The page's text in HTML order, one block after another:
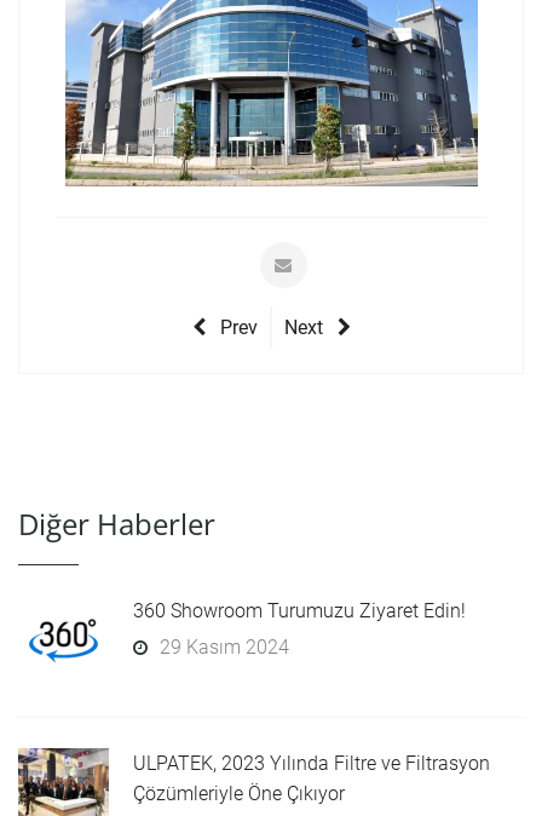
Prev Next
Diğer Haberler
360 Showroom Turumuzu Ziyaret Edin!
29 Kasım 2024
ULPATEK, 2023 Yılında Filtre ve Filtrasyon
Çözümleriyle Öne Çıkıyor